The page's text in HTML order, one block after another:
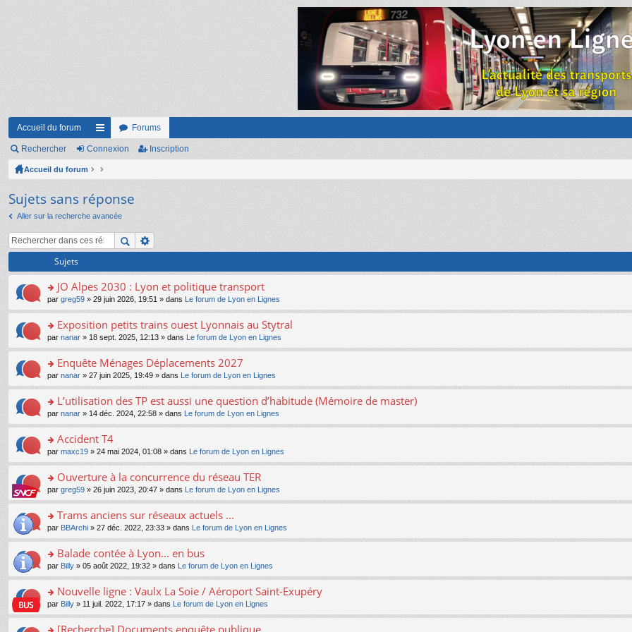
Accueil du forum
ac
co
ci
s
Forums
Rechercher Connexion Inscription
Accueil du forum
Sujets sans réponse
Aller sur la recherche avancée
Sujets
o
n
s
ult
er
le
m
e
s
a
g
e
n
n
le
pl
u
s
ré
c
e
nt
JO Alpes 2030 : Lyon et politique transport
par greg59 » 29 juin 2026, 19:51 » dans Le forum de Lyon en Lignes
o
n
s
ult
er
le
m
e
s
a
g
e
n
n
le
pl
u
s
ré
c
e
nt
Exposition petits trains ouest Lyonnais au Stytral
par nanar » 18 sept. 2025, 12:13 » dans Le forum de Lyon en Lignes
o
n
s
ult
er
le
m
e
s
a
g
e
n
n
le
pl
u
s
ré
c
e
nt
Enquête Ménages Déplacements 2027
par nanar » 27 juin 2025, 19:49 » dans Le forum de Lyon en Lignes
o
n
s
ult
er
le
m
e
s
a
g
e
n
n
le
pl
u
s
L’utilisation des TP est aussi une question d’habitude (Mémoire de master)
par nanar » 14 déc. 2024, 22:58 » dans Le forum de Lyon en Lignes
o
n
s
ult
er
le
m
e
s
a
g
e
n
n
Accident T4
par maxc19 » 24 mai 2024, 01:08 » dans Le forum de Lyon en Lignes
o
n
s
ult
er
le
m
e
s
a
g
e
n
Ouverture à la concurrence du réseau TER
par greg59 » 26 juin 2023, 20:47 » dans Le forum de Lyon en Lignes
o
n
s
ult
er
le
m
e
s
Trams anciens sur réseaux actuels ...
par BBArchi » 27 déc. 2022, 23:33 » dans Le forum de Lyon en Lignes
o
n
s
ult
er
le
m
Balade contée à Lyon... en bus
par Billy » 05 août 2022, 19:32 » dans Le forum de Lyon en Lignes
o
n
s
Nouvelle ligne : Vaulx La Soie / Aéroport Saint-Exupéry
par Billy » 11 juil. 2022, 17:17 » dans Le forum de Lyon en Lignes